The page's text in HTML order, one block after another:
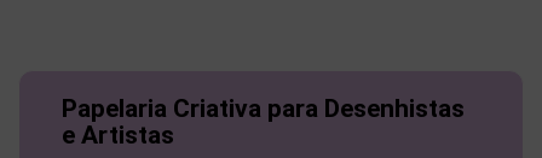
Papelaria Criativa para Desenhistas
e Artistas